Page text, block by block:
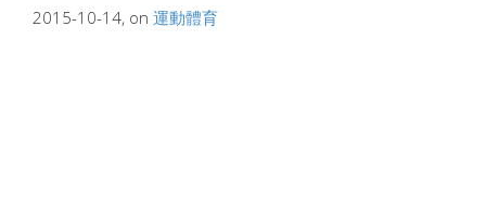
2015-10-14, on 運動體育